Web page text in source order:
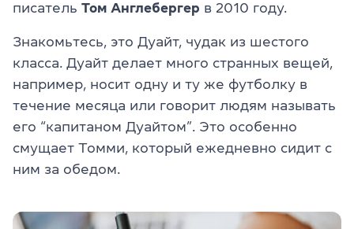
писатель Том Англебергер в 2010 году.
Знакомьтесь, это Дуайт, чудак из шестого
класса. Дуайт делает много странных вещей,
например, носит одну и ту же футболку в
течение месяца или говорит людям называть
его “капитаном Дуайтом”. Это особенно
смущает Томми, который ежедневно сидит с
ним за обедом.